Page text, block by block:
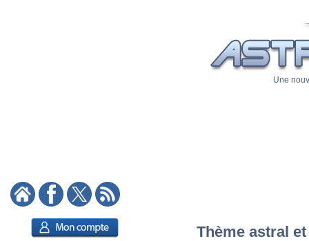
Une
Thème astral